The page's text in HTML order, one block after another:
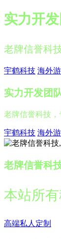
实力开
老牌信誉科
宇鹤科技 海外
实力开发团
老牌信誉科技，
宇鹤科技 海外
老牌信誉科
本站所
高端私人定制